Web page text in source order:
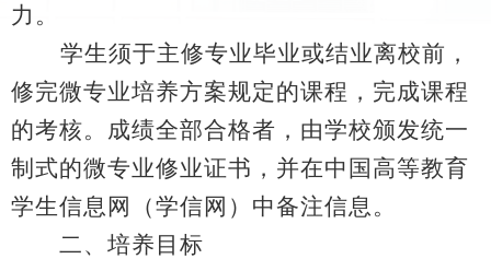
力。
学生须于主修专业毕业或结业离校前，
修完微专业培养方案规定的课程，完成课程
的考核。成绩全部合格者，由学校颁发统一
制式的微专业修业证书，并在中国高等教育
学生信息网（学信网）中备注信息。
二、培养目标